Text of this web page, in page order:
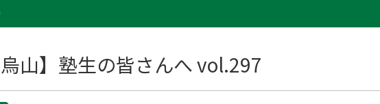
烏山】塾生の皆さんへ vol.297